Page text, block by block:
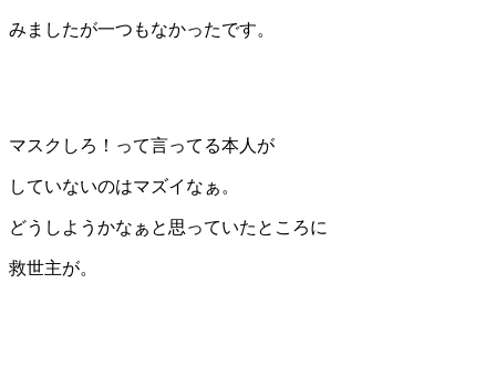
みましたが一つもなかったです。
マスクしろ！って言ってる本人が
していないのはマズイなぁ。
どうしようかなぁと思っていたところに
救世主が。